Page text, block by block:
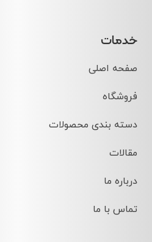
خدمات
صفحه اصلی
فروشگاه
دسته بندی محصولات
مقالات
درباره ما
تماس با ما